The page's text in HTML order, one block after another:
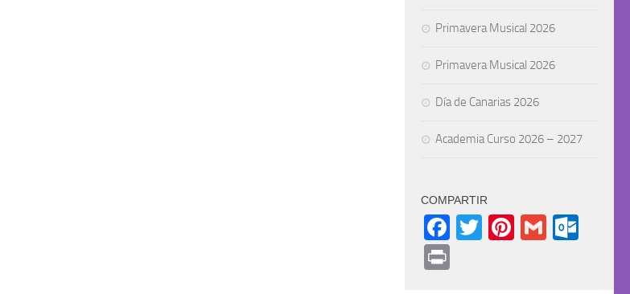
Primavera Musical 2026
Primavera Musical 2026
Día de Canarias 2026
Academia Curso 2026 – 2027
COMPARTIR
Facebook
Twitter
Pinterest
Gmail